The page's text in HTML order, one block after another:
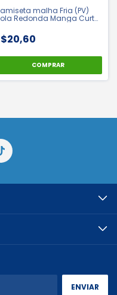
malha Fria (PV)
Redonda Manga Curta
COMPRAR